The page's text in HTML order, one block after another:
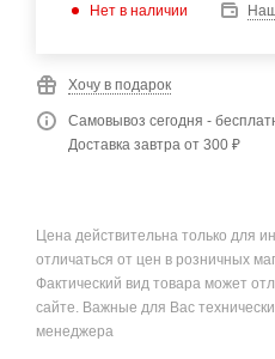
Нет в наличии
Хочу в подарок
Самовывоз сегодня -
Доставка завтра от 300 ₽
Цена действительна только для
отличаться от цен в розничных
Фактический вид товара может
сайте. Важные для Вас
менеджера